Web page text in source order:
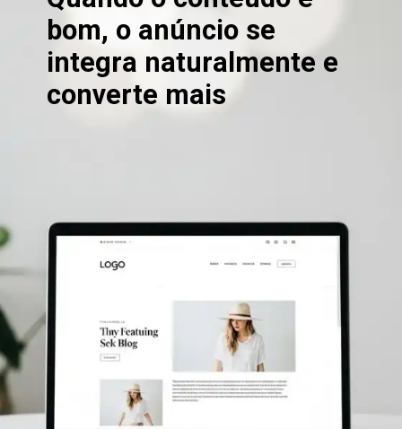
bom, o anúncio se
integra naturalmente e
converte mais